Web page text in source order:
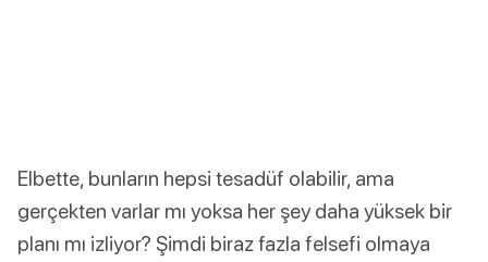
Elbette, bunların hepsi tesadüf olabilir, ama
gerçekten varlar mı yoksa her şey daha yüksek bir
planı mı izliyor? Şimdi biraz fazla felsefi olmaya